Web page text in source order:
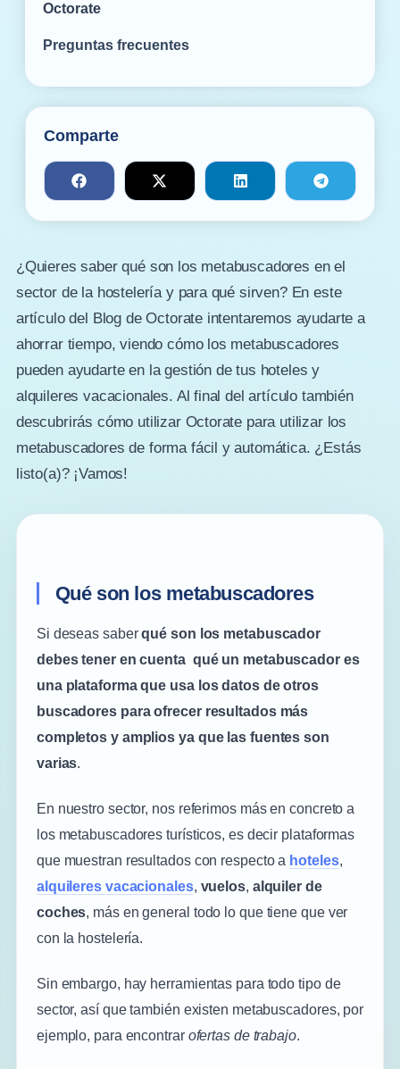
Octorate
Preguntas frecuentes
Comparte
¿Quieres saber qué son los metabuscadores en el
sector de la hostelería y para qué sirven? En este
artículo del Blog de Octorate intentaremos ayudarte a
ahorrar tiempo, viendo cómo los metabuscadores
pueden ayudarte en la gestión de tus hoteles y
alquileres vacacionales. Al final del artículo también
descubrirás cómo utilizar Octorate para utilizar los
metabuscadores de forma fácil y automática. ¿Estás
listo(a)? ¡Vamos!
Qué son los metabuscadores
Si deseas saberqué son los metabuscador
debes tener en cuenta qué un metabuscador es
una plataforma que usa los datos de otros
buscadores para ofrecer resultados más
completos y amplios ya que las fuentes son
varias.
En nuestro sector, nos referimos más en concreto a
los metabuscadores turísticos, es decir plataformas
que muestran resultados con respecto a hoteles,
alquileres vacacionales, vuelos, alquiler de
coches, más en general todo lo que tiene que ver
con la hostelería.
Sin embargo, hay herramientas para todo tipo de
sector, así que también existen metabuscadores, por
ejemplo, para encontrar ofertas de trabajo.